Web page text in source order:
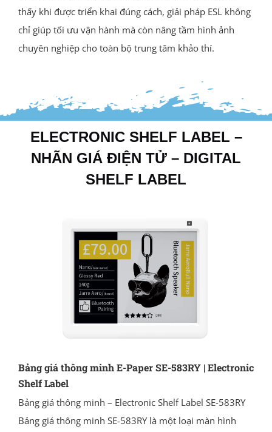
thấy khi được triển khai đúng cách, giải pháp ESL không
chỉ giúp tối ưu vận hành mà còn nâng tầm hình ảnh
chuyên nghiệp cho toàn bộ trung tâm khảo thí.
ELECTRONIC SHELF LABEL –
NHÃN GIÁ ĐIỆN TỬ – DIGITAL
SHELF LABEL
Bảng giá thông minh E-Paper SE-583RY | Electronic
Shelf Label
Bảng giá thông minh – Electronic Shelf Label SE-583RY
Bảng giá thông minh SE-583RY là một loại màn hình